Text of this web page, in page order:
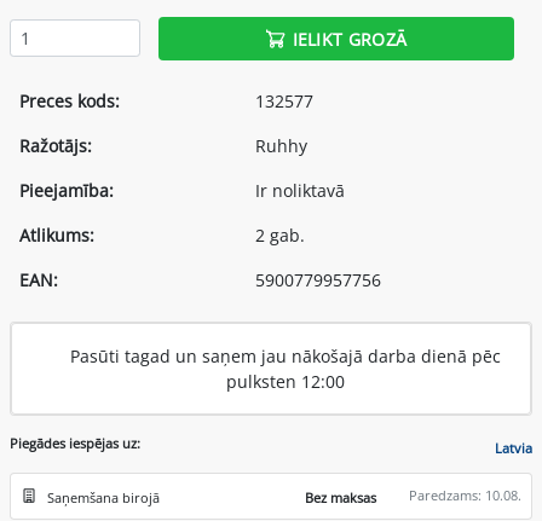
IELIKT GROZĀ
Preces kods:
132577
Ražotājs:
Ruhhy
Pieejamība:
Ir noliktavā
Atlikums:
2 gab.
EAN:
5900779957756
Pasūti tagad un saņem jau nākošajā darba dienā pēc
pulksten 12:00
Piegādes iespējas uz: Latvia
Saņemšana birojā Bez maksas Paredzams: 10.08.